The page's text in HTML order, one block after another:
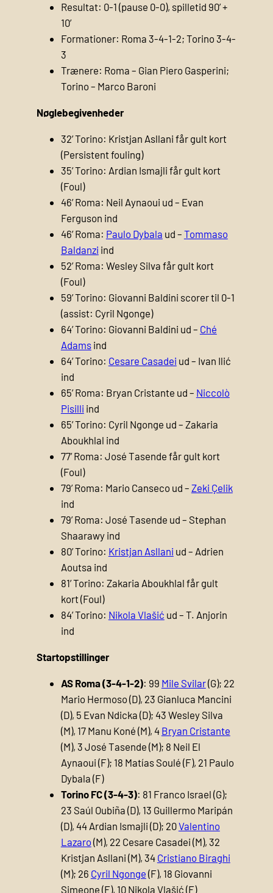
Resultat: 0-1 (pause 0-0), spilletid 90’ +
10’
Formationer: Roma 3-4-1-2; Torino 3-4-
3
Trænere: Roma – Gian Piero Gasperini;
Torino – Marco Baroni
Nøglebegivenheder
32’ Torino: Kristjan Asllani får gult kort
(Persistent fouling)
35’ Torino: Ardian Ismajli får gult kort
(Foul)
46’ Roma: Neil Aynaoui ud – Evan
Ferguson ind
46’ Roma: Paulo Dybala ud – Tommaso
Baldanzi ind
52’ Roma: Wesley Silva får gult kort
(Foul)
59’ Torino: Giovanni Baldini scorer til 0-1
(assist: Cyril Ngonge)
64’ Torino: Giovanni Baldini ud – Ché
Adamsind
64’ Torino: Cesare Casadei ud – Ivan Ilić
ind
65’ Roma: Bryan Cristante ud – Niccolò
Pisilli ind
65’ Torino: Cyril Ngonge ud – Zakaria
Aboukhlal ind
77’ Roma: José Tasende får gult kort
(Foul)
79’ Roma: Mario Canseco ud – Zeki Çelik
ind
79’ Roma: José Tasende ud – Stephan
Shaarawy ind
80’ Torino: Kristjan Asllani ud – Adrien
Aoutsa ind
81’ Torino: Zakaria Aboukhlal får gult
kort (Foul)
84’ Torino: Nikola Vlašić ud – T. Anjorin
ind
Startopstillinger
AS Roma (3-4-1-2): 99 Mile Svilar(G); 22
Mario Hermoso (D), 23 Gianluca Mancini
(D), 5 Evan Ndicka (D); 43 Wesley Silva
(M), 17 Manu Koné (M), 4 Bryan Cristante
(M), 3 José Tasende (M); 8 Neil El
Aynaoui (F); 18 Matías Soulé (F), 21 Paulo
Dybala (F)
Torino FC (3-4-3): 81 Franco Israel (G);
23 Saúl Oubiña (D), 13 Guillermo Maripán
(D), 44 Ardian Ismajli (D); 20Valentino
Lazaro (M), 22 Cesare Casadei (M), 32
Kristjan Asllani (M), 34 Cristiano Biraghi
(M); 26 Cyril Ngonge (F), 18 Giovanni
Simeone (F), 10 Nikola Vlašić (F)